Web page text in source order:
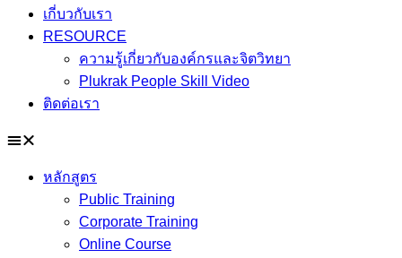
เกี่บวกับเรา
RESOURCE
ความรู้เกี่ยวกับองค์กรและจิตวิทยา
Plukrak People Skill Video
ติดต่อเรา
หลักสูตร
Public Training
Corporate Training
Online Course